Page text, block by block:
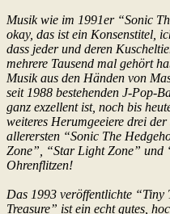
Musik wie im 1991er “Sonic
okay, das ist ein Konsenstitel,
dass jeder und deren
mehrere Tausend mal gehört
Musik aus den Händen von
seit 1988 bestehenden J-Pop-
ganz exzellent ist, noch bis
weiteres Herumgeeiere drei der
allerersten “Sonic The
Zone”, “Star Light Zone”
Ohrenflitzen!
Das 1993 veröffentlichte “Tiny
Treasure” ist ein echt gutes,